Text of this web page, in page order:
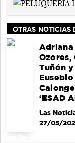
OTRAS NOTICIAS
Adriana
Ozores,
Tuñón y
Eusebio
‘ESAD
Las
27/05/